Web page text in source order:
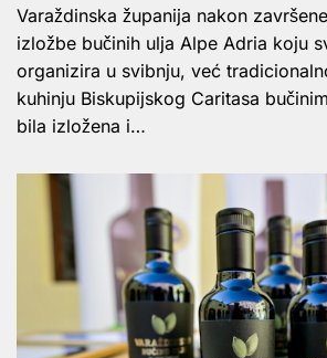
Varaždinska županija nakon
izložbe bučinih ulja Alpe Adria koju
organizira u svibnju, već
kuhinju Biskupijskog Caritasa
bila izložena i…